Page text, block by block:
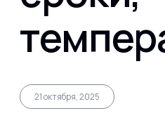
Капсул
Коллагена
21 октября, 2025